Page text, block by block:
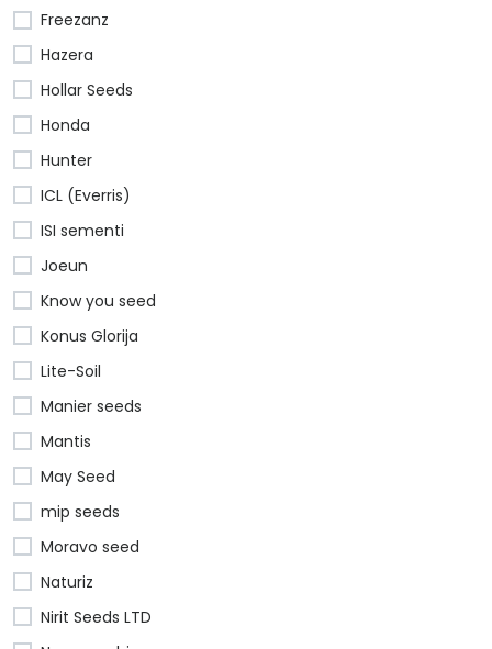
Freezanz
Hazera
Hollar Seeds
Honda
Hunter
ICL (Everris)
ISI sementi
Joeun
Know you seed
Konus Glorija
Lite-Soil
Manier seeds
Mantis
May Seed
mip seeds
Moravo seed
Naturiz
Nirit Seeds LTD